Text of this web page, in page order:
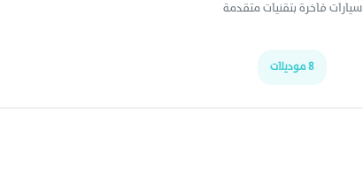
سيارات فاخرة بتقنيات متقدمة
8 موديلات